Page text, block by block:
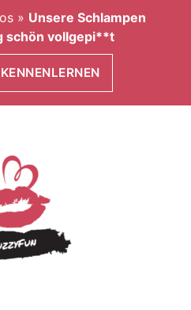
» Unsere Schlampen
schön vollgepi**t